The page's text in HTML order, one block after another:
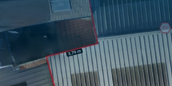
sur support
sur support
sur support
Bardage
rapporté
Bardage
simple peau
Étanchéité
des parois
enterrées
bois
collé
mixte
bois